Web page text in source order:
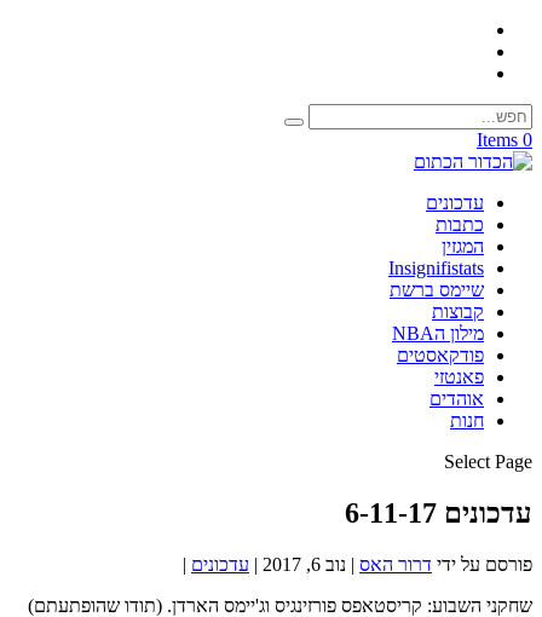
0 Items
עדכונים
כתבות
המגזין
Insignifistats
שיימס ברשת
קבוצות
מילון הNBA
פודקאסטים
פאנטזי
אוהדים
חנות
Select Page
עדכונים 6-11-17
פורסם על ידי דרור האס | נוב 6, 2017 | עדכונים |
שחקני השבוע: קריסטאפס פורזינגיס וג'יימס הארדן. (תודו שהופתעתם)